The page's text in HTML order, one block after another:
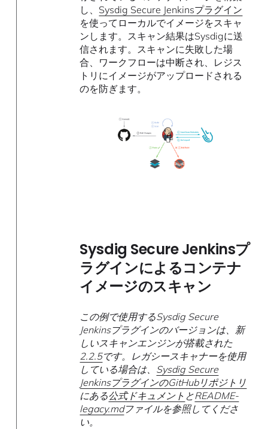
し、 Sysdig Secure Jenkinsプラグイン
を使ってローカルでイメージをスキャ
ンします。スキャン結果はSysdigに送
信されます。スキャンに失敗した場
合、ワークフローは中断され、レジス
トリにイメージがアップロードされる
のを防ぎます。
Sysdig Secure Jenkinsプ
ラグインによるコンテナ
イメージのスキャン
この例で使用するSysdig Secure
Jenkinsプラグインのバージョンは、新
しいスキャンエンジンが搭載された
2.2.5です。レガシースキャナーを使用
している場合は、 Sysdig Secure
JenkinsプラグインのGitHubリポジトリ
にある公式ドキュメント とREADME-
legacy.mdファイルを参照してくださ
い。